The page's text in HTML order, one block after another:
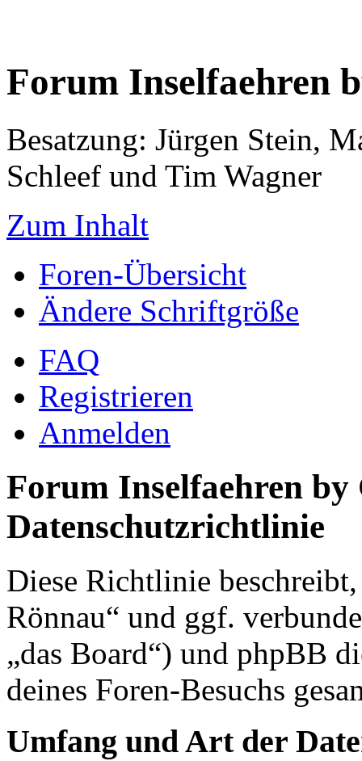
Forum Inselfaehren
Besatzung: Jürgen Stein,
Schleef und Tim Wagner
Zum Inhalt
Foren-Übersicht
Ändere Schriftgröße
FAQ
Registrieren
Anmelden
Forum Inselfaehren by
Datenschutzrichtlinie
Diese Richtlinie
Rönnau“ und ggf.
„das Board“) und phpBB
deines Foren-Besuchs
Umfang und Art der